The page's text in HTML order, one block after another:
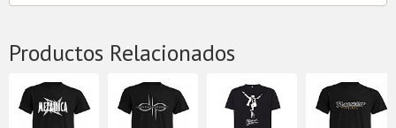
Productos Relacionados